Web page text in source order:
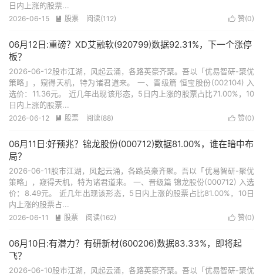
日内上涨的股票...
 赞(0)
2026-06-15  股票 阅读(112)
06月12日:重磅？XD艾融软(920799)数据92.31%，下一个涨停
板？
2026-06-12股市江湖，风起云涌，各路英豪齐聚。吾以「优易智研-聚优
策略」，窥得天机，特为诸君道来。 一、晋级篇 恒宝股份(002104) 入
选价：11.36元。 近几年出现该形态，5日内上涨的股票占比71.00%，10
日内上涨的股票...
 赞(0)
2026-06-12  股票 阅读(88)
06月11日:好预兆？锦龙股份(000712)数据81.00%，谁在暗中布
局？
2026-06-11股市江湖，风起云涌，各路英豪齐聚。吾以「优易智研-聚优
策略」，窥得天机，特为诸君道来。 一、晋级篇 锦龙股份(000712) 入选
价：8.49元。 近几年出现该形态，5日内上涨的股票占比81.00%，10日
内上涨的股票占...
 赞(0)
2026-06-11  股票 阅读(162)
06月10日:有潜力？有研新材(600206)数据83.33%，即将起
飞？
2026-06-10股市江湖，风起云涌，各路英豪齐聚。吾以「优易智研-聚优